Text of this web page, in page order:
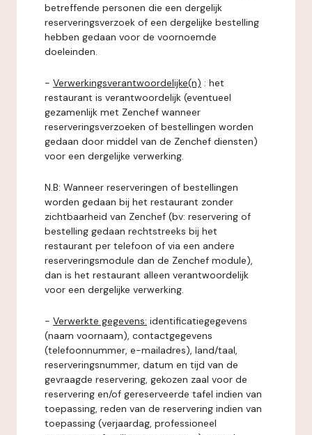
betreffende personen die een dergelijk
reserveringsverzoek of een dergelijke bestelling
hebben gedaan voor de voornoemde
doeleinden.
- Verwerkingsverantwoordelijke(n) : het
restaurant is verantwoordelijk (eventueel
gezamenlijk met Zenchef wanneer
reserveringsverzoeken of bestellingen worden
gedaan door middel van de Zenchef diensten)
voor een dergelijke verwerking.
N.B: Wanneer reserveringen of bestellingen
worden gedaan bij het restaurant zonder
zichtbaarheid van Zenchef (bv: reservering of
bestelling gedaan rechtstreeks bij het
restaurant per telefoon of via een andere
reserveringsmodule dan de Zenchef module),
dan is het restaurant alleen verantwoordelijk
voor een dergelijke verwerking.
- Verwerkte gegevens: identificatiegegevens
(naam voornaam), contactgegevens
(telefoonnummer, e-mailadres), land/taal,
reserveringsnummer, datum en tijd van de
gevraagde reservering, gekozen zaal voor de
reservering en/of gereserveerde tafel indien van
toepassing, reden van de reservering indien van
toepassing (verjaardag, professioneel